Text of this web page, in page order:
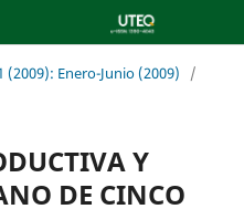
(2009): Enero-Junio (2009)
/
Y
DE CINCO